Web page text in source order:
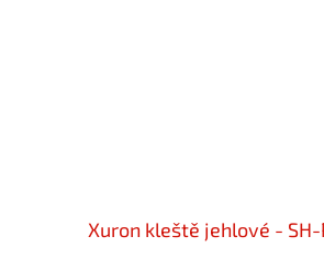
Xuron kleště jehlové -